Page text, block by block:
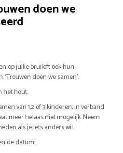
doen we
op jullie bruiloft ook hun
doen we samen’.
het hout.
van 1,2 of 3 kinderen, in verband
meer helaas niet mogelijk. Neem
als je iets anders wil.
de datum!